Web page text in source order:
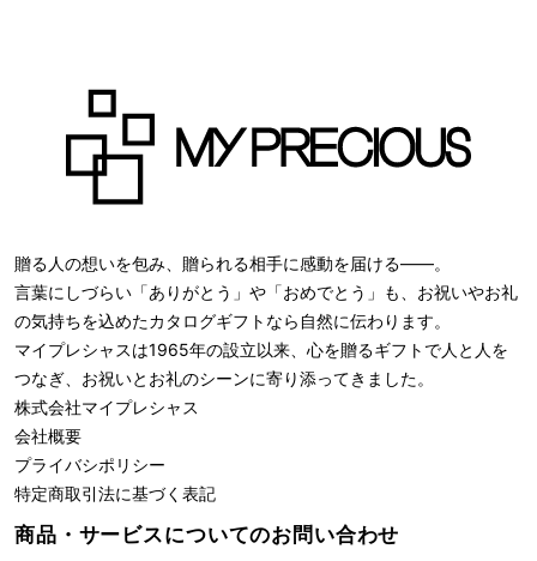
贈る人の想いを包み、贈られる相手に感動を届ける――。
言葉にしづらい「ありがとう」や「おめでとう」も、お祝いやお礼
の気持ちを込めたカタログギフトなら自然に伝わります。
マイプレシャスは1965年の設立以来、心を贈るギフトで人と人を
つなぎ、お祝いとお礼のシーンに寄り添ってきました。
株式会社マイプレシャス
会社概要
プライバシポリシー
特定商取引法に基づく表記
商品・サービスについてのお問い合わせ